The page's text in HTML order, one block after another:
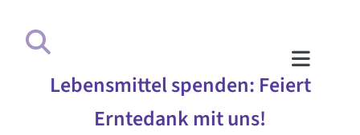
Lebensmittel spenden: Feiert
Erntedank mit uns!